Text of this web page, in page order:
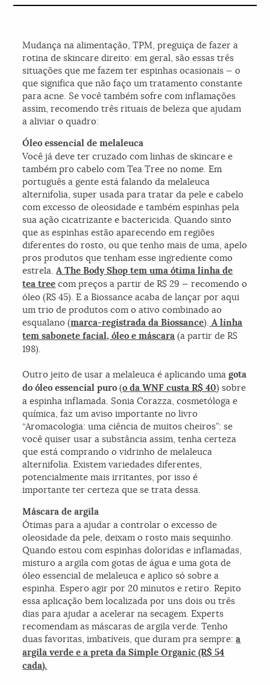
Mudança na alimentação, TPM, preguiça de fazer a
rotina de skincare direito: em geral, são essas três
situações que me fazem ter espinhas ocasionais — o
que significa que não faço um tratamento constante
para acne. Se você também sofre com inflamações
assim, recomendo três rituais de beleza que ajudam
a aliviar o quadro:
Óleo essencial de melaleuca
Você já deve ter cruzado com linhas de skincare e
também pro cabelo com Tea Tree no nome. Em
português a gente está falando da melaleuca
alternifolia, super usada para tratar da pele e cabelo
com excesso de oleosidade e também espinhas pela
sua ação cicatrizante e bactericida. Quando sinto
que as espinhas estão aparecendo em regiões
diferentes do rosto, ou que tenho mais de uma, apelo
pros produtos que tenham esse ingrediente como
estrela.A The Body Shop tem uma ótima linha de
tea tree com preços a partir de R$ 29 — recomendo o
óleo (R$ 45). E a Biossance acaba de lançar por aqui
um trio de produtos com o ativo combinado ao
esqualano (marca-registrada da Biossance). A linha
tem sabonete facial, óleo e máscara (a partir de R$
198).
Outro jeito de usar a melaleuca é aplicando umagota
do óleo essencial puro (o da WNF custa R$ 40) sobre
a espinha inflamada. Sonia Corazza, cosmetóloga e
química, faz um aviso importante no livro
“Aromacologia: uma ciência de muitos cheiros”: se
você quiser usar a substância assim, tenha certeza
que está comprando o vidrinho de melaleuca
alternifolia. Existem variedades diferentes,
potencialmente mais irritantes, por isso é
importante ter certeza que se trata dessa.
Máscara de argila
Ótimas para a ajudar a controlar o excesso de
oleosidade da pele, deixam o rosto mais sequinho.
Quando estou com espinhas doloridas e inflamadas,
misturo a argila com gotas de água e uma gota de
óleo essencial de melaleuca e aplico só sobre a
espinha. Espero agir por 20 minutos e retiro. Repito
essa aplicação bem localizada por uns dois ou três
dias para ajudar a acelerar na secagem. Experts
recomendam as máscaras de argila verde. Tenho
duas favoritas, imbatíveis, que duram pra sempre:a
argila verde e a preta da Simple Organic (R$ 54
cada).